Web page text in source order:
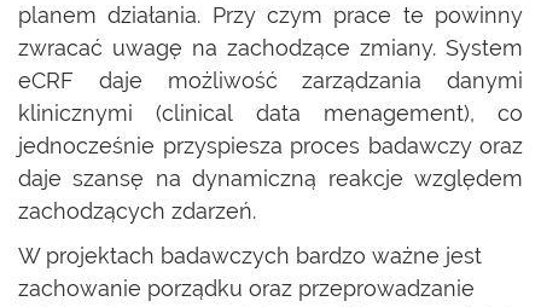
planem działania. Przy czym prace te powinny
zwracać uwagę na zachodzące zmiany. System
eCRF daje możliwość zarządzania danymi
klinicznymi (clinical data menagement), co
jednocześnie przyspiesza proces badawczy oraz
daje szansę na dynamiczną reakcje względem
zachodzących zdarzeń.
W projektach badawczych bardzo ważne jest
zachowanie porządku oraz przeprowadzanie